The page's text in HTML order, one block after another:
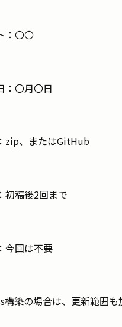
：〇〇
：〇月〇日
zip、またはGitHub
初稿後2回まで
今回は不要
築の場合は、更新範囲も